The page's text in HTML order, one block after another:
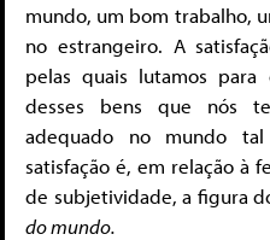
mundo, um bom trabalho,
no estrangeiro. A
pelas quais lutamos
desses bens que nós
adequado no mundo
satisfação é, em relação à
de subjetividade, a figura
do mundo.